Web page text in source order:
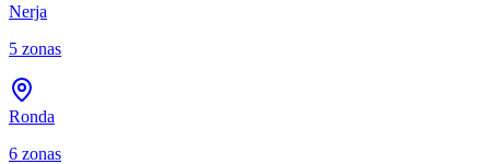
Nerja
5 zonas
Ronda
6 zonas